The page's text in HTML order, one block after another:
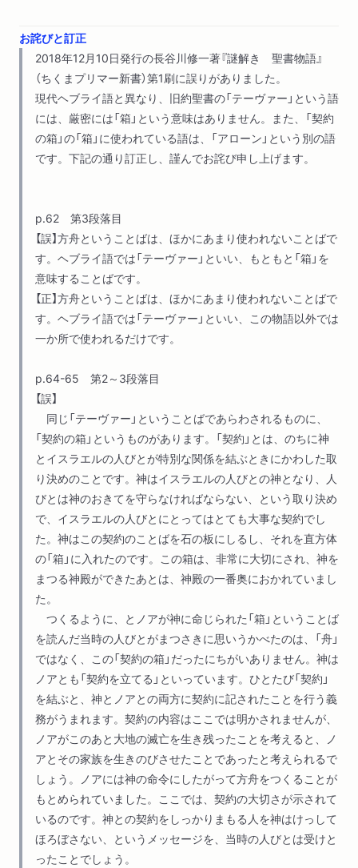
お詫びと訂正
2018年12月10日発行の長谷川修一著『謎解き 聖書物語』
（ちくまプリマー新書）第1刷に誤りがありました。
現代ヘブライ語と異なり、旧約聖書の「テーヴァー」という語
には、厳密には「箱」という意味はありません。また、「契約
の箱」の「箱」に使われている語は、「アローン」という別の語
です。下記の通り訂正し、謹んでお詫び申し上げます。
p.62 第3段落目
【誤】方舟ということばは、ほかにあまり使われないことばで
す。ヘブライ語では「テーヴァー」といい、もともと「箱」を
意味することばです。
【正】方舟ということばは、ほかにあまり使われないことばで
す。ヘブライ語では「テーヴァー」といい、この物語以外では
一か所で使われるだけです。
p.64-65 第2～3段落目
【誤】
同じ「テーヴァー」ということばであらわされるものに、
「契約の箱」というものがあります。「契約」とは、のちに神
とイスラエルの人びとが特別な関係を結ぶときにかわした取
り決めのことです。神はイスラエルの人びとの神となり、人
びとは神のおきてを守らなければならない、という取り決め
で、イスラエルの人びとにとってはとても大事な契約でし
た。神はこの契約のことばを石の板にしるし、それを直方体
の「箱」に入れたのです。この箱は、非常に大切にされ、神を
まつる神殿ができたあとは、神殿の一番奥におかれていまし
た。
つくるように、とノアが神に命じられた「箱」ということば
を読んだ当時の人びとがまつさきに思いうかべたのは、「舟」
ではなく、この「契約の箱」だったにちがいありません。神は
ノアとも「契約を立てる」といっています。ひとたび「契約」
を結ぶと、神とノアとの両方に契約に記されたことを行う義
務がうまれます。契約の内容はここでは明かされませんが、
ノアがこのあと大地の滅亡を生き残ったことを考えると、ノ
アとその家族を生きのびさせたことであったと考えられるで
しょう。ノアには神の命令にしたがって方舟をつくることが
もとめられていました。ここでは、契約の大切さが示されて
いるのです。神との契約をしっかりまもる人を神はけっして
ほろぼさない、というメッセージを、当時の人びとは受けと
ったことでしょう。